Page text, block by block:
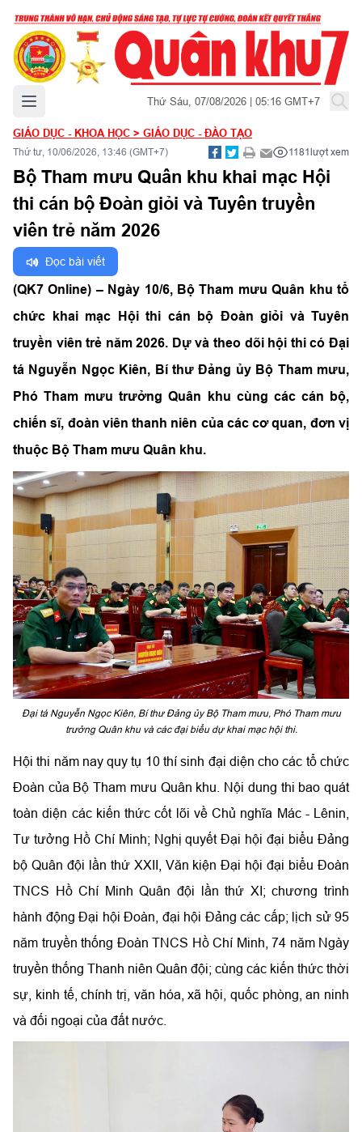
Mở menu chính Thứ Sáu, 07/08/2026 | 05:16 GMT+7
GIÁO DỤC - KHOA HỌC > GIÁO DỤC - ĐÀO TẠO
Thứ tư, 10/06/2026, 13:46 (GMT+7) 1181lượt xem
Bộ Tham mưu Quân khu khai mạc Hội
thi cán bộ Đoàn giỏi và Tuyên truyền
viên trẻ năm 2026
Đọc bài viết
(QK7 Online) – Ngày 10/6, Bộ Tham mưu Quân khu tổ
chức khai mạc Hội thi cán bộ Đoàn giỏi và Tuyên
truyền viên trẻ năm 2026. Dự và theo dõi hội thi có Đại
tá Nguyễn Ngọc Kiên, Bí thư Đảng ủy Bộ Tham mưu,
Phó Tham mưu trưởng Quân khu cùng các cán bộ,
chiến sĩ, đoàn viên thanh niên của các cơ quan, đơn vị
thuộc Bộ Tham mưu Quân khu.
Đại tá Nguyễn Ngọc Kiên, Bí thư Đảng ủy Bộ Tham mưu, Phó Tham mưu
trưởng Quân khu và các đại biểu dự khai mạc hội thi.
Hội thi năm nay quy tụ 10 thí sinh đại diện cho các tổ chức
Đoàn của Bộ Tham mưu Quân khu. Nội dung thi bao quát
toàn diện các kiến thức cốt lõi về Chủ nghĩa Mác - Lênin,
Tư tưởng Hồ Chí Minh; Nghị quyết Đại hội đại biểu Đảng
bộ Quân đội lần thứ XXII, Văn kiện Đại hội đại biểu Đoàn
TNCS Hồ Chí Minh Quân đội lần thứ XI; chương trình
hành động Đại hội Đoàn, đại hội Đảng các cấp; lịch sử 95
năm truyền thống Đoàn TNCS Hồ Chí Minh, 74 năm Ngày
truyền thống Thanh niên Quân đội; cùng các kiến thức thời
sự, kinh tế, chính trị, văn hóa, xã hội, quốc phòng, an ninh
và đối ngoại của đất nước.